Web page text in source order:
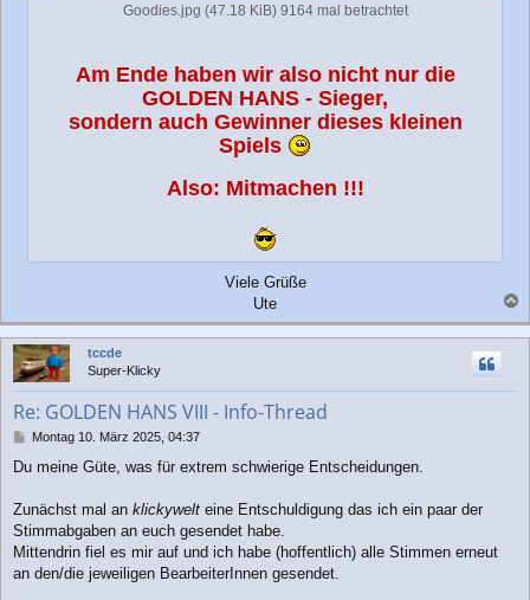
Goodies.jpg (47.18 KiB) 9164 mal betrachtet
Am Ende haben wir also nicht nur die
GOLDEN HANS - Sieger,
sondern auch Gewinner dieses kleinen
Spiels
Also: Mitmachen !!!
Viele Grüße
Ute
a
c
tccde
Super-Klicky
Re: GOLDEN HANS VIII - Info-Thread
B
i
r
a
g
Montag 10. März 2025, 04:37
Du meine Güte, was für extrem schwierige Entscheidungen.
Zunächst mal an klickywelt eine Entschuldigung das ich ein paar der
Stimmabgaben an euch gesendet habe.
Mittendrin fiel es mir auf und ich habe (hoffentlich) alle Stimmen erneut
an den/die jeweiligen BearbeiterInnen gesendet.